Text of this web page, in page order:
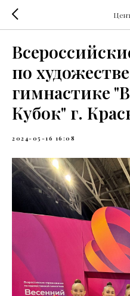
по
гимнастике
Кубок" г.
2024-05-16 16:08